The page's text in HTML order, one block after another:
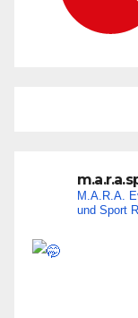
M.A.R.A.
und Sport